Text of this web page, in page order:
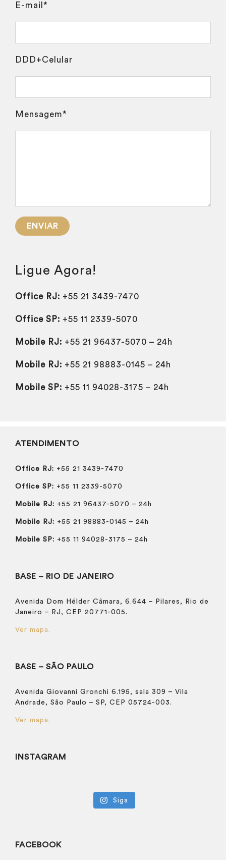
E-mail*
DDD+Celular
Mensagem*
Ligue Agora!
Office RJ: +55 21 3439-7470
Office SP: +55 11 2339-5070
Mobile RJ: +55 21 96437-5070 – 24h
Mobile RJ: +55 21 98883-0145 – 24h
Mobile SP: +55 11 94028-3175 – 24h
ATENDIMENTO
Office RJ: +55 21 3439-7470
Office SP: +55 11 2339-5070
Mobile RJ: +55 21 96437-5070 – 24h
Mobile RJ: +55 21 98883-0145 – 24h
Mobile SP: +55 11 94028-3175 – 24h
BASE – RIO DE JANEIRO
Avenida Dom Hélder Câmara, 6.644 – Pilares, Rio de
Janeiro – RJ, CEP 20771-005.
Ver mapa.
BASE – SÃO PAULO
Avenida Giovanni Gronchi 6.195, sala 309 – Vila
Andrade, São Paulo – SP, CEP 05724-003.
Ver mapa.
INSTAGRAM
Siga
FACEBOOK